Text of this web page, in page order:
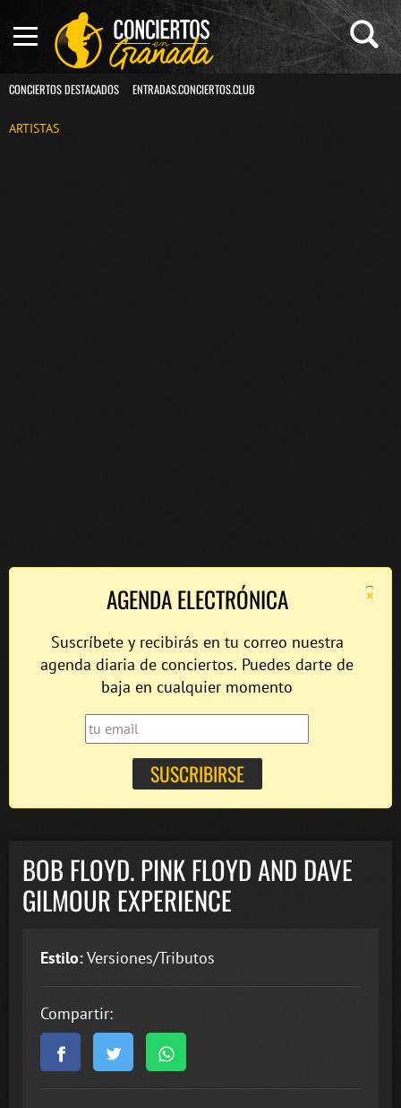
CONCIERTOS DESTACADOS ENTRADAS.CONCIERTOS.CLUB
ARTISTAS
×
AGENDA ELECTRÓNICA
Suscríbete y recibirás en tu correo nuestra
agenda diaria de conciertos. Puedes darte de
baja en cualquier momento
BOB FLOYD. PINK FLOYD AND DAVE
GILMOUR EXPERIENCE
Estilo:Versiones/Tributos
Compartir: